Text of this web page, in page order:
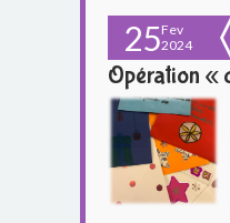
25Fev
2024
Opération «